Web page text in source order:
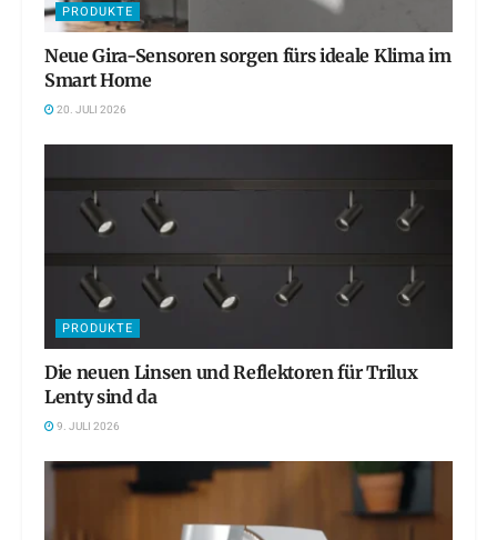
PRODUKTE
Neue Gira-Sensoren sorgen fürs ideale Klima im
Smart Home
20. JULI 2026
PRODUKTE
Die neuen Linsen und Reflektoren für Trilux
Lenty sind da
9. JULI 2026